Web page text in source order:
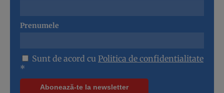
Prenumele
Sunt de acord cu Politica de confidentialitate
*